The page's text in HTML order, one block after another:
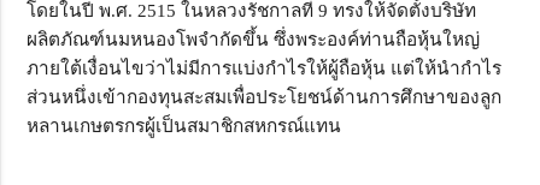
โดยในปี พ.ศ. 2515 ในหลวงรัชกาลที่ 9 ทรงให้จัดตั้งบริษัท
ผลิตภัณฑ์นมหนองโพจำกัดขึ้น ซึ่งพระองค์ท่านถือหุ้นใหญ่
ภายใต้เงื่อนไขว่าไม่มีการแบ่งกำไรให้ผู้ถือหุ้น แต่ให้นำกำไร
ส่วนหนึ่งเข้ากองทุนสะสมเพื่อประโยชน์ด้านการศึกษาของลูก
หลานเกษตรกรผู้เป็นสมาชิกสหกรณ์แทน